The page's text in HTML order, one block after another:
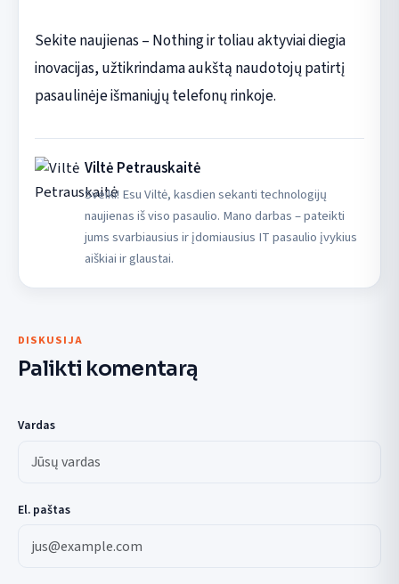
Sekite naujienas – Nothing ir toliau aktyviai diegia
inovacijas, užtikrindama aukštą naudotojų patirtį
pasaulinėje išmaniųjų telefonų rinkoje.
Viltė Petrauskaitė
Sveiki! Esu Viltė, kasdien sekanti technologijų
naujienas iš viso pasaulio. Mano darbas – pateikti
jums svarbiausius ir įdomiausius IT pasaulio įvykius
aiškiai ir glaustai.
DISKUSIJA
Palikti komentarą
Vardas
El. paštas